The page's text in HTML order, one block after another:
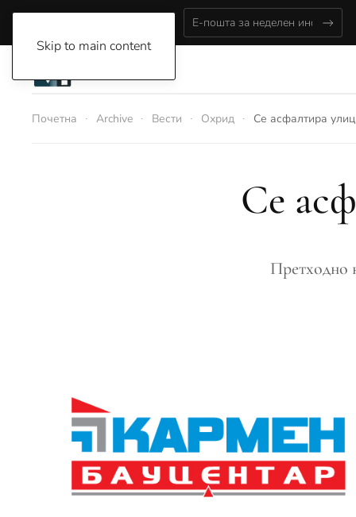
Skip to main content
Почетна Archive Вести Охрид Се асфалтира
Се
Претходно